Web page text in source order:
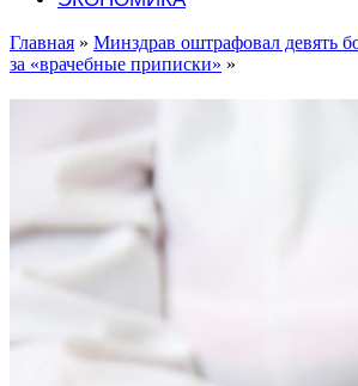
Главная » Минздрав оштрафовал девять
за «врачебные приписки» »